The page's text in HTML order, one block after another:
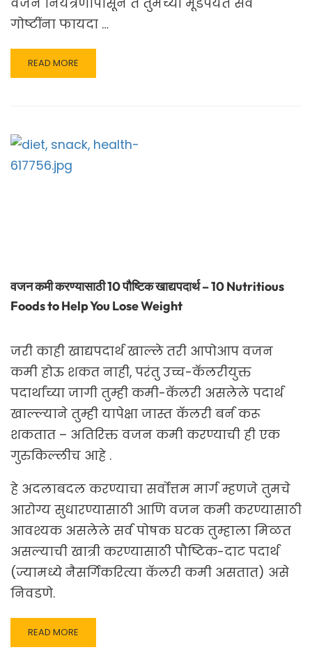
गोष्टींना फायदा …
READ
MORE
10
फायदे-
(
READ MORE
वजन कमी करण्यासाठी 10 पौष्टिक खाद्यपदार्थ – 10 Nutritious
Foods to Help You Lose Weight
जरी काही खाद्यपदार्थ खाल्ले तरी आपोआप वजन
कमी होऊ शकत नाही, परंतु उच्च-कॅलरीयुक्त
पदार्थांच्या जागी तुम्ही कमी-कॅलरी असलेले पदार्थ
खाल्ल्याने तुम्ही यापेक्षा जास्त कॅलरी बर्न करू
शकतात – अतिरिक्त वजन कमी करण्याची ही एक
गुरुकिल्लीच आहे .
हे अदलाबदल करण्याचा सर्वोत्तम मार्ग म्हणजे तुमचे
आरोग्य सुधारण्यासाठी आणि वजन कमी करण्यासाठी
आवश्यक असलेले सर्व पोषक घटक तुम्हाला मिळत
असल्याची खात्री करण्यासाठी पौष्टिक-दाट पदार्थ
(ज्यामध्ये नैसर्गिकरित्या कॅलरी कमी असतात) असे
निवडणे.
READ
MORE
READ MORE